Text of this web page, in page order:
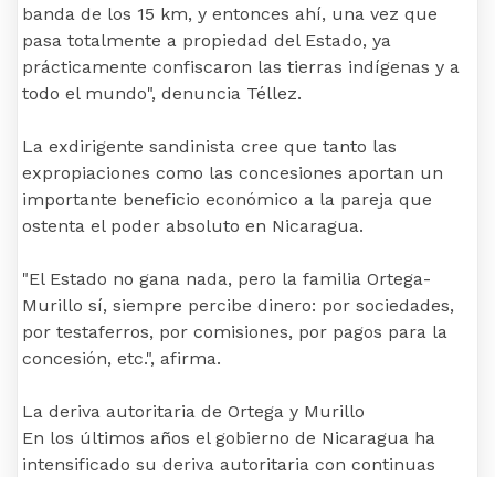
banda de los 15 km, y entonces ahí, una vez que
pasa totalmente a propiedad del Estado, ya
prácticamente confiscaron las tierras indígenas y a
todo el mundo", denuncia Téllez.
La exdirigente sandinista cree que tanto las
expropiaciones como las concesiones aportan un
importante beneficio económico a la pareja que
ostenta el poder absoluto en Nicaragua.
"El Estado no gana nada, pero la familia Ortega-
Murillo sí, siempre percibe dinero: por sociedades,
por testaferros, por comisiones, por pagos para la
concesión, etc.", afirma.
La deriva autoritaria de Ortega y Murillo
En los últimos años el gobierno de Nicaragua ha
intensificado su deriva autoritaria con continuas